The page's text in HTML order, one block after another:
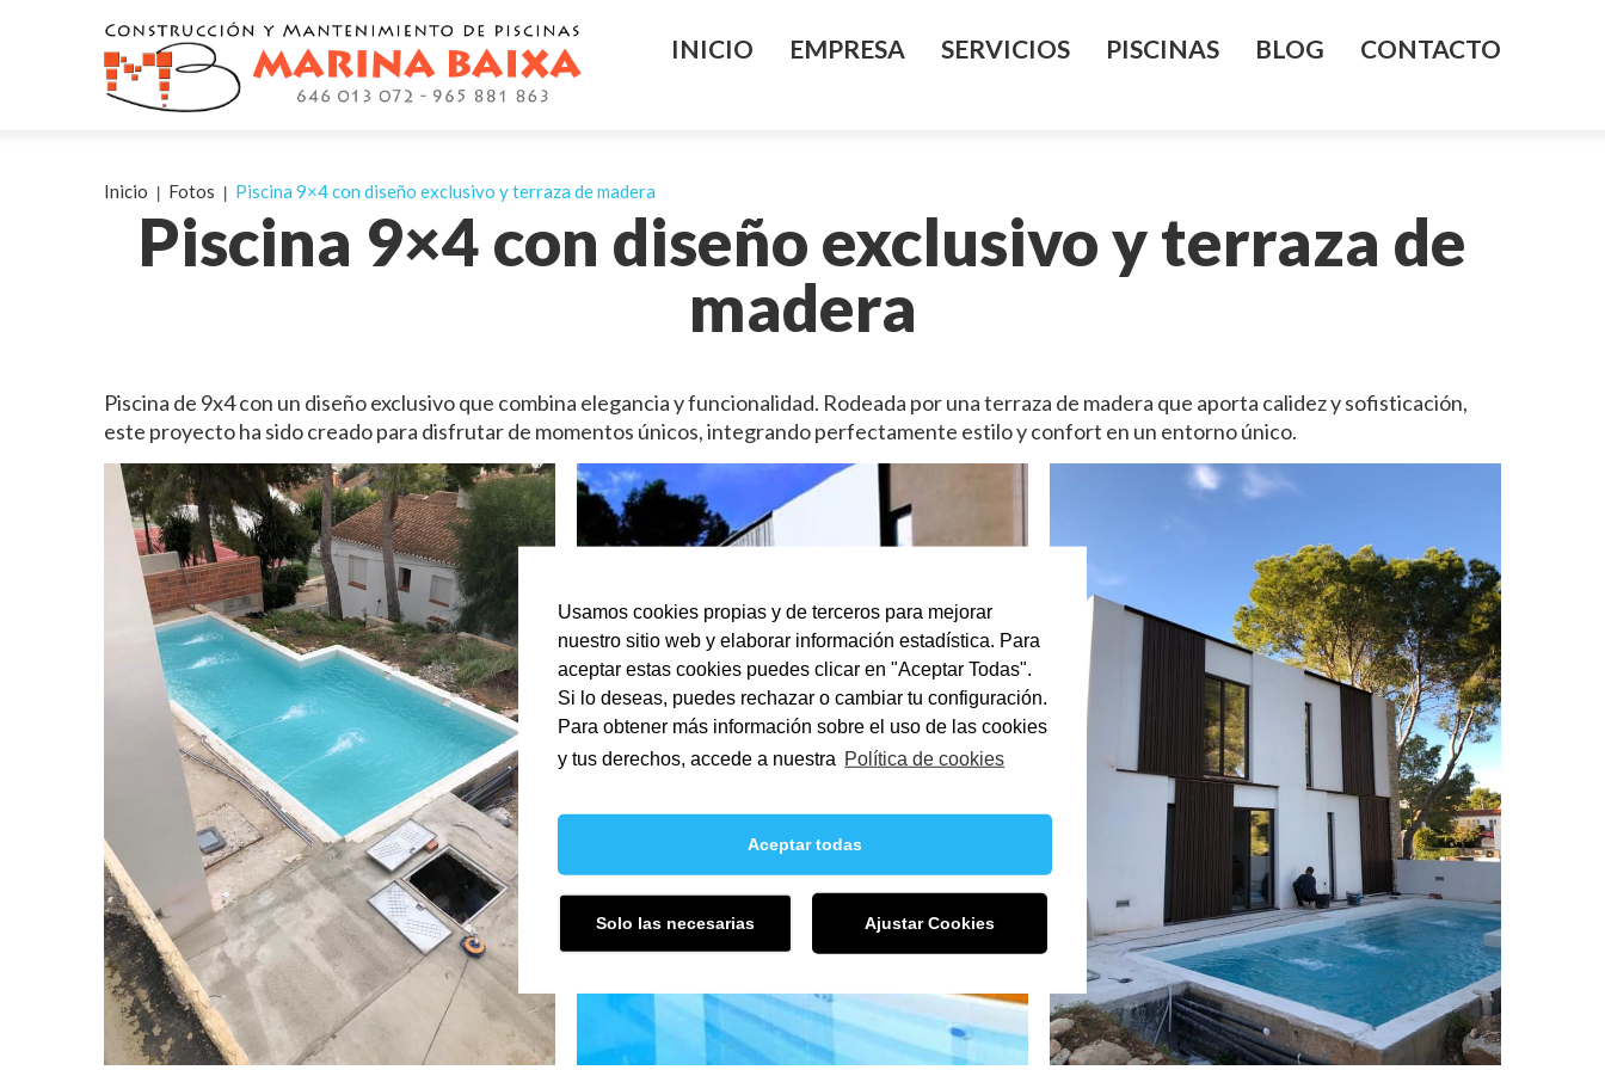
INICIO EMPRESA SERVICIOS PISCINAS BLOG CONTACTO
Piscina 9×4 con diseño exclusivo y terraza de
madera
Inicio Fotos Piscina 9×4 con diseño exclusivo y terraza de madera
Piscina de 9x4 con un diseño exclusivo que combina elegancia y funcionalidad. Rodeada por una terraza de madera que aporta calidez y sofisticación,
este proyecto ha sido creado para disfrutar de momentos únicos, integrando perfectamente estilo y confort en un entorno único.
Usamos cookies propias y de terceros para mejorar
nuestro sitio web y elaborar información estadística. Para
aceptar estas cookies puedes clicar en "Aceptar Todas".
Si lo deseas, puedes rechazar o cambiar tu configuración.
Para obtener más información sobre el uso de las cookies
y tus derechos, accede a nuestra Política de cookies
Aceptar todas
Solo las necesarias Ajustar Cookies